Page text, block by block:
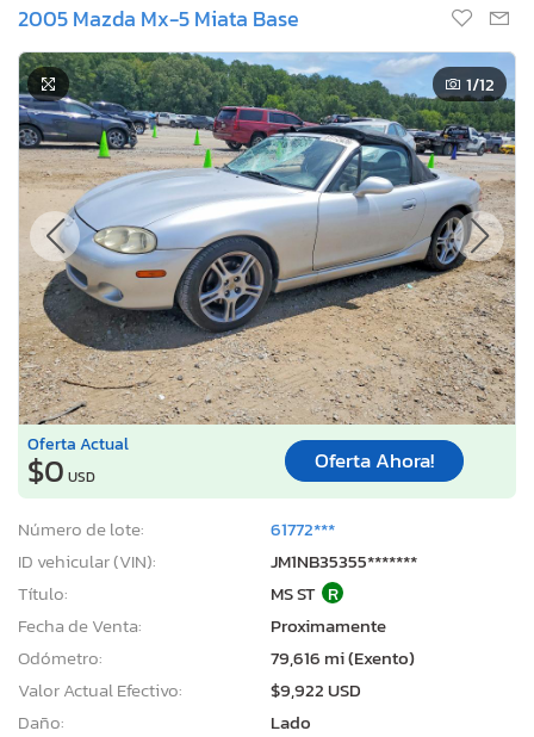
2005 Mazda Mx-5 Miata Base
1/12
Oferta Actual
$0 USD
Oferta Ahora!
Número de lote:
61772***
ID vehicular (VIN):
JM1NB35355*******
Título:
MS ST R
Fecha de Venta:
Proximamente
Odómetro:
79,616 mi (Exento)
Valor Actual Efectivo:
$9,922 USD
Daño:
Lado